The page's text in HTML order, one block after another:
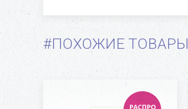
#ПОХОЖИЕ ТОВАРЫ